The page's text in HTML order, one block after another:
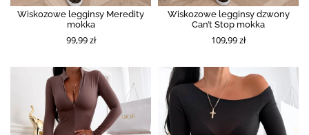
Wiskozowe legginsy Meredity
mokka
99,99 zł
Wiskozowe legginsy dzwony
Can’t Stop mokka
109,99 zł